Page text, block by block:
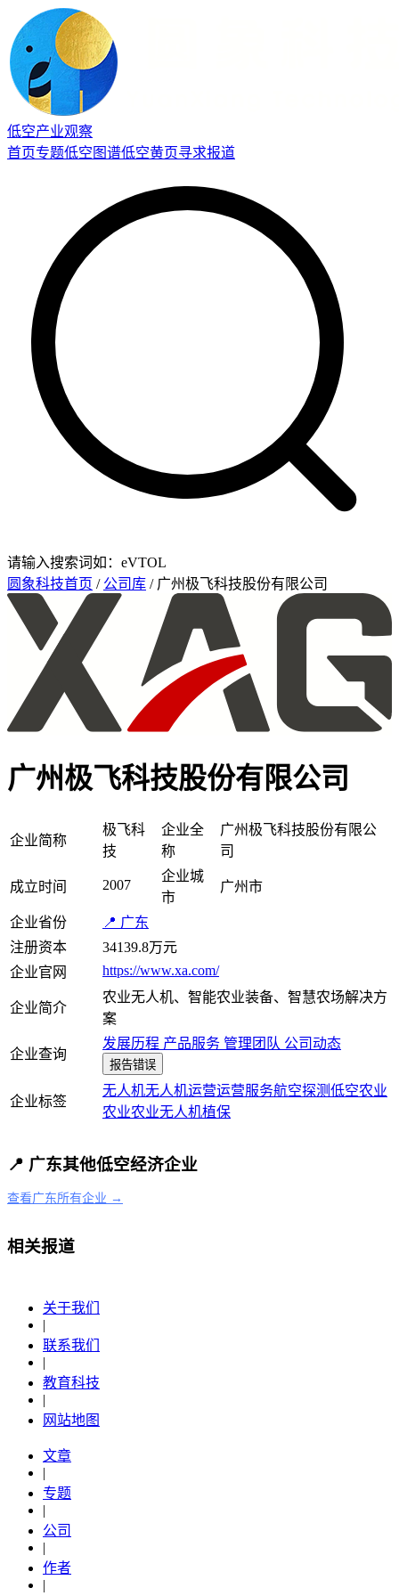
低空产业观察
首页专题低空图谱低空黄页寻求报道
请输入搜索词如：eVTOL
圆象科技首页 / 公司库 / 广州极飞科技股份有限公司
广州极飞科技股份有限公司
企业简称
极飞科
技
企业全
称
广州极飞科技股份有限公
司
成立时间 2007
企业城
市
广州市
企业省份
📍 广东
注册资本
34139.8万元
企业官网
https://www.xa.com/
企业简介
农业无人机、智能农业装备、智慧农场解决方
案
企业查询
发展历程 产品服务 管理团队 公司动态
报告错误
企业标签
无人机无人机运营运营服务航空探测低空农业
农业农业无人机植保
📍 广东其他低空经济企业
查看广东所有企业 →
相关报道
关于我们
|
联系我们
|
教育科技
|
网站地图
文章
|
专题
|
公司
|
作者
|